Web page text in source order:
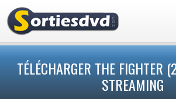
TÉLÉCHARGER THE FIGHTER
STREAMING